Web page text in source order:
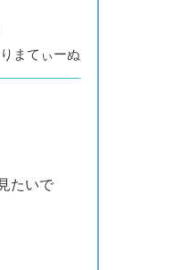
りまてぃーぬ
たいで